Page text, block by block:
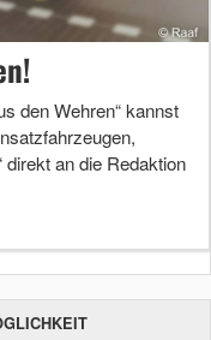
den Wehren“ kannst
direkt an die Redaktion